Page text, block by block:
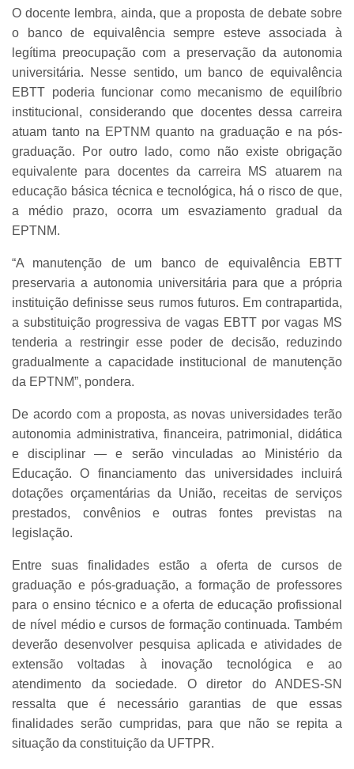
O docente lembra, ainda, que a proposta de debate sobre
o banco de equivalência sempre esteve associada à
legítima preocupação com a preservação da autonomia
universitária. Nesse sentido, um banco de equivalência
EBTT poderia funcionar como mecanismo de equilíbrio
institucional, considerando que docentes dessa carreira
atuam tanto na EPTNM quanto na graduação e na pós-
graduação. Por outro lado, como não existe obrigação
equivalente para docentes da carreira MS atuarem na
educação básica técnica e tecnológica, há o risco de que,
a médio prazo, ocorra um esvaziamento gradual da
EPTNM.
“A manutenção de um banco de equivalência EBTT
preservaria a autonomia universitária para que a própria
instituição definisse seus rumos futuros. Em contrapartida,
a substituição progressiva de vagas EBTT por vagas MS
tenderia a restringir esse poder de decisão, reduzindo
gradualmente a capacidade institucional de manutenção
da EPTNM”, pondera.
De acordo com a proposta, as novas universidades terão
autonomia administrativa, financeira, patrimonial, didática
e disciplinar — e serão vinculadas ao Ministério da
Educação. O financiamento das universidades incluirá
dotações orçamentárias da União, receitas de serviços
prestados, convênios e outras fontes previstas na
legislação.
Entre suas finalidades estão a oferta de cursos de
graduação e pós-graduação, a formação de professores
para o ensino técnico e a oferta de educação profissional
de nível médio e cursos de formação continuada. Também
deverão desenvolver pesquisa aplicada e atividades de
extensão voltadas à inovação tecnológica e ao
atendimento da sociedade. O diretor do ANDES-SN
ressalta que é necessário garantias de que essas
finalidades serão cumpridas, para que não se repita a
situação da constituição da UFTPR.